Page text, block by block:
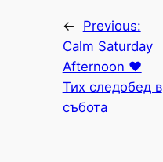
←
Previous:
Calm Saturday
Afternoon ♥
Тих следобед в
събота